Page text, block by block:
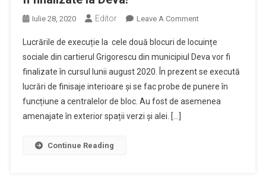
Iulie 28, 2020 Editor Leave A CommentOn
Două
Blocuri
De
Locuințe
Sociale
Lucrările de execuție la cele două blocuri de locuințe
sociale din cartierul Grigorescu din municipiul Deva vor fi
finalizate în cursul lunii august 2020. În prezent se execută
lucrări de finisaje interioare și se fac probe de punere în
funcțiune a centralelor de bloc. Au fost de asemenea
amenajate în exterior spații verzi și alei. […]
Continue Reading